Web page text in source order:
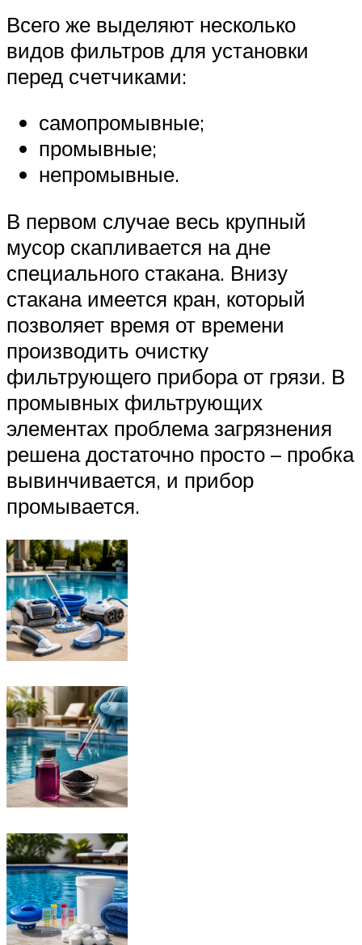
Всего же выделяют несколько
видов фильтров для установки
перед счетчиками:
самопромывные;
промывные;
непромывные.
В первом случае весь крупный
мусор скапливается на дне
специального стакана. Внизу
стакана имеется кран, который
позволяет время от времени
производить очистку
фильтрующего прибора от грязи. В
промывных фильтрующих
элементах проблема загрязнения
решена достаточно просто – пробка
вывинчивается, и прибор
промывается.